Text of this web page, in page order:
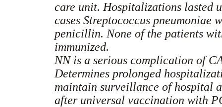
care unit. Hospitalizations lasted
cases Streptococcus
penicillin. None of the patients
immunized.
NN is a serious complication of
Determines prolonged
maintain surveillance of hospital
after universal vaccination with